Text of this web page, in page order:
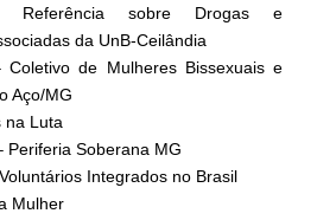
sobre Drogas e
da UnB-Ceilândia
de Mulheres Bissexuais e
Aço/MG
na Luta
Periferia Soberana MG
Integrados no Brasil
Mulher